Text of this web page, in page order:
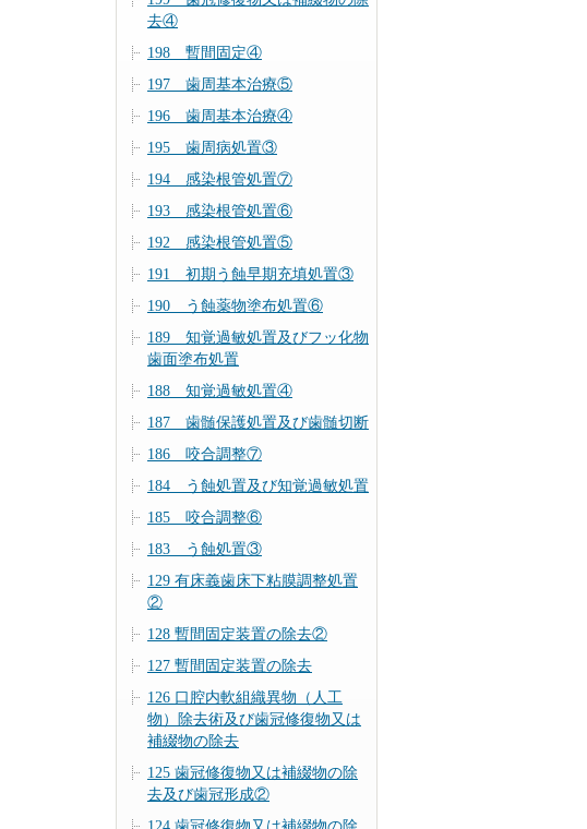
去④
198 暫間固定④
197 歯周基本治療⑤
196 歯周基本治療④
195 歯周病処置③
194 感染根管処置⑦
193 感染根管処置⑥
192 感染根管処置⑤
191 初期う蝕早期充填処置③
190 う蝕薬物塗布処置⑥
189 知覚過敏処置及びフッ化物
歯面塗布処置
188 知覚過敏処置④
187 歯髄保護処置及び歯髄切断
186 咬合調整⑦
184 う蝕処置及び知覚過敏処置
185 咬合調整⑥
183 う蝕処置③
129 有床義歯床下粘膜調整処置
②
128 暫間固定装置の除去②
127 暫間固定装置の除去
126 口腔内軟組織異物（人工
物）除去術及び歯冠修復物又は
補綴物の除去
125 歯冠修復物又は補綴物の除
去及び歯冠形成②